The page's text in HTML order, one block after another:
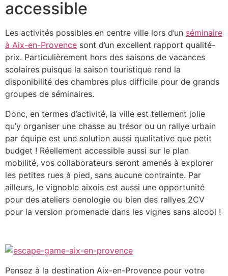
accessible
Les activités possibles en centre ville lors d’un séminaire
à Aix-en-Provence sont d’un excellent rapport qualité-
prix. Particulièrement hors des saisons de vacances
scolaires puisque la saison touristique rend la
disponibilité des chambres plus difficile pour de grands
groupes de séminaires.
Donc, en termes d’activité, la ville est tellement jolie
qu’y organiser une chasse au trésor ou un rallye urbain
par équipe est une solution aussi qualitative que petit
budget ! Réellement accessible aussi sur le plan
mobilité, vos collaborateurs seront amenés à explorer
les petites rues à pied, sans aucune contrainte. Par
ailleurs, le vignoble aixois est aussi une opportunité
pour des ateliers oenologie ou bien des rallyes 2CV
pour la version promenade dans les vignes sans alcool !
Pensez à la destination Aix-en-Provence pour votre